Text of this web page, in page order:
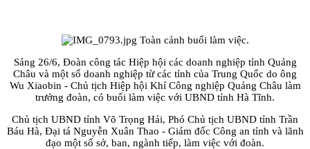
Toàn cảnh buổi làm việc.
Sáng 26/6, Đoàn công tác Hiệp hội các doanh nghiệp tỉnh Quảng
Châu và một số doanh nghiệp từ các tỉnh của Trung Quốc do ông
Wu Xiaobin - Chủ tịch Hiệp hội Khí Công nghiệp Quảng Châu làm
trưởng đoàn, có buổi làm việc với UBND tỉnh Hà Tĩnh.
Chủ tịch UBND tỉnh Võ Trọng Hải, Phó Chủ tịch UBND tỉnh Trần
Báu Hà, Đại tá Nguyễn Xuân Thao - Giám đốc Công an tỉnh và lãnh
đạo một số sở, ban, ngành tiếp, làm việc với đoàn.